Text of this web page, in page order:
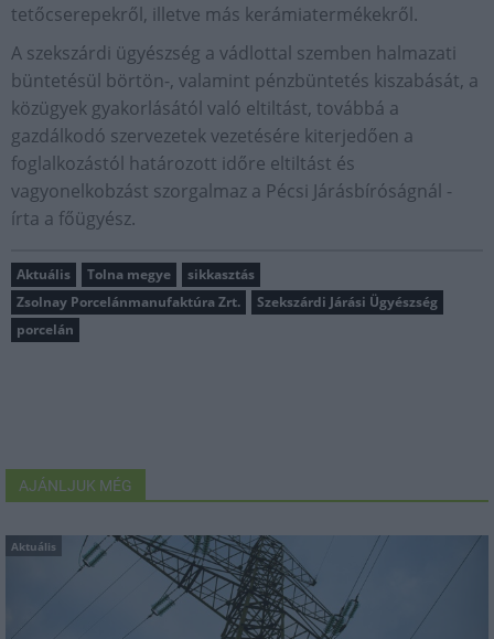
tetőcserepekről, illetve más kerámiatermékekről.
A szekszárdi ügyészség a vádlottal szemben halmazati
büntetésül börtön-, valamint pénzbüntetés kiszabását, a
közügyek gyakorlásától való eltiltást, továbbá a
gazdálkodó szervezetek vezetésére kiterjedően a
foglalkozástól határozott időre eltiltást és
vagyonelkobzást szorgalmaz a Pécsi Járásbíróságnál -
írta a főügyész.
Aktuális Tolna megye
sikkasztás
Zsolnay Porcelánmanufaktúra Zrt.
Szekszárdi Járási Ügyészség
porcelán
AJÁNLJUK MÉG
Aktuális